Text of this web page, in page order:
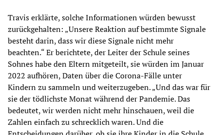
Travis erklärte, solche Informationen würden bewusst
zurückgehalten: „Unsere Reaktion auf bestimmte Signale
besteht darin, dass wir diese Signale nicht mehr
beachten.“ Er berichtete, der Leiter der Schule seines
Sohnes habe den Eltern mitgeteilt, sie würden im Januar
2022 aufhören, Daten über die Corona-Fälle unter
Kindern zu sammeln und weiterzugeben. „Und das war für
sie der tödlichste Monat während der Pandemie. Das
bedeutet, wir werden nicht mehr hinschauen, weil die
Zahlen einfach zu schrecklich waren. Und die